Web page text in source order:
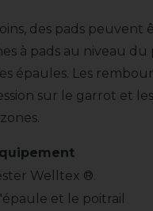
des pads peuvent
à pads au niveau du
épaules. Les
sur le garrot et
Welltex ®.
et le poitrail